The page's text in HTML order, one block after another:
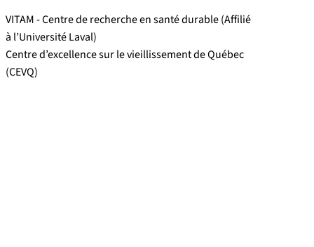
VITAM - Centre de recherche en santé durable (Affilié
à l’Université Laval)
Centre d’excellence sur le vieillissement de Québec
(CEVQ)